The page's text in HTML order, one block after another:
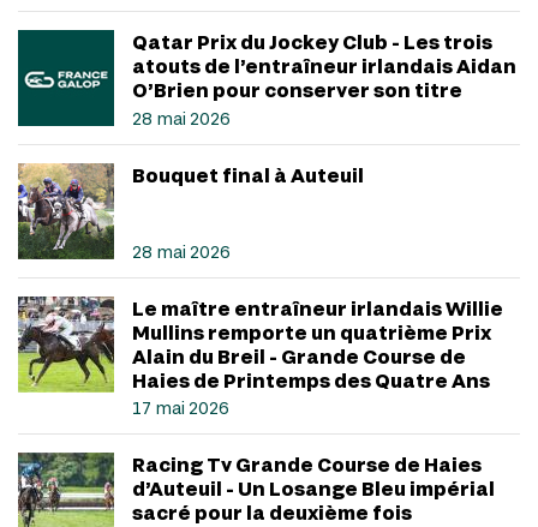
Qatar Prix du Jockey Club - Les trois
atouts de l’entraîneur irlandais Aidan
O’Brien pour conserver son titre
28 mai 2026
Bouquet final à Auteuil
28 mai 2026
Le maître entraîneur irlandais Willie
Mullins remporte un quatrième Prix
Alain du Breil - Grande Course de
Haies de Printemps des Quatre Ans
17 mai 2026
Racing Tv Grande Course de Haies
d’Auteuil - Un Losange Bleu impérial
sacré pour la deuxième fois